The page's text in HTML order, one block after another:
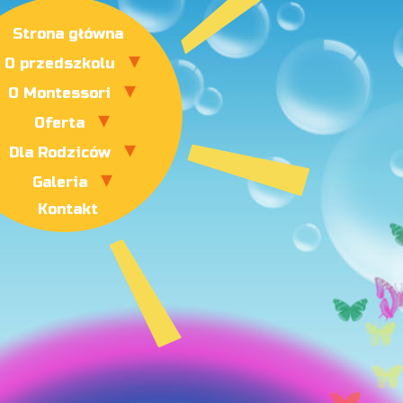
Strona główna
O przedszkolu
O Montessori
Oferta
Dla Rodziców
Galeria
Kontakt